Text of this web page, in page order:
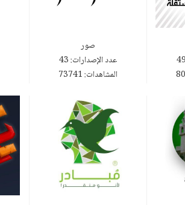
صور
عدد الإصدارات: 43
المشاهدات: 73741